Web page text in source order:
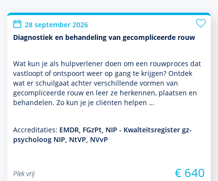
28 september 2026
Diagnostiek en behandeling van gecompliceerde rouw
Wat kun je als hulp­ver­le­ner doen om een rouwproces dat
vastloopt of ontspoort weer op gang te krijgen? Ontdek
wat er schuilgaat achter ver­schil­lende vormen van
gecompliceerde rouw en leer ze herkennen, plaatsen en
behan­delen. Zo kun je je cliënten helpen …
Accreditaties: EMDR, FGzPt, NIP - Kwalteitsregister gz-
psycholoog NIP, NtVP, NVvP
Plek vrij € 640